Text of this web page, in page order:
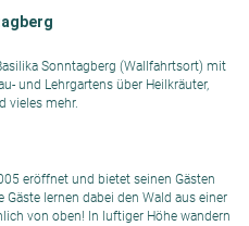
Sonntagberg (Wallfahrtsort) mit
und Lehrgartens über Heilkräuter,
vieles mehr.
eröffnet und bietet seinen Gästen
lernen dabei den Wald aus einer
von oben! In luftiger Höhe wandern